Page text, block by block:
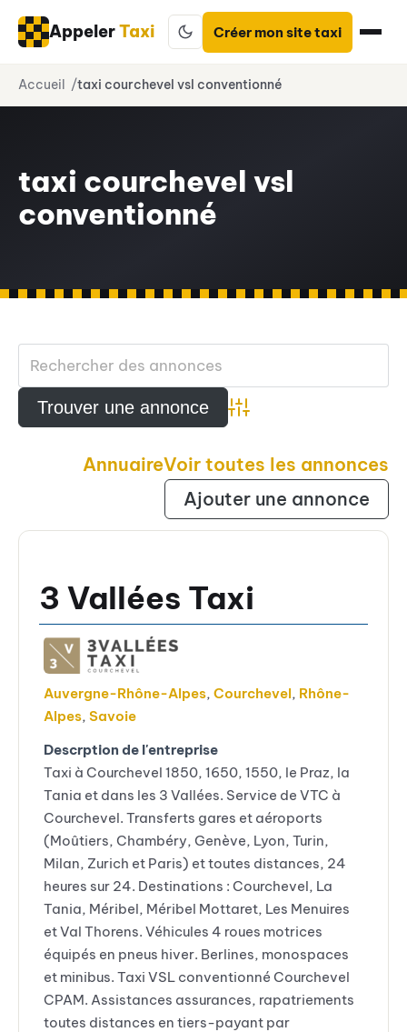
Aller
AppelerTaxi Créer mon site taxi
Accueil taxi courchevel vsl conventionné
taxi courchevel vsl
conventionné
Advanced Search
AnnuaireVoir toutes les annonces
Ajouter une annonce
3 Vallées Taxi
Auvergne-Rhône-Alpes, Courchevel, Rhône-
Alpes, Savoie
Descrption de l'entreprise
Taxi à Courchevel 1850, 1650, 1550, le Praz, la
Tania et dans les 3 Vallées. Service de VTC à
Courchevel. Transferts gares et aéroports
(Moûtiers, Chambéry, Genève, Lyon, Turin,
Milan, Zurich et Paris) et toutes distances, 24
heures sur 24. Destinations : Courchevel, La
Tania, Méribel, Méribel Mottaret, Les Menuires
et Val Thorens. Véhicules 4 roues motrices
équipés en pneus hiver. Berlines, monospaces
et minibus. Taxi VSL conventionné Courchevel
CPAM. Assistances assurances, rapatriements
toutes distances en tiers-payant par